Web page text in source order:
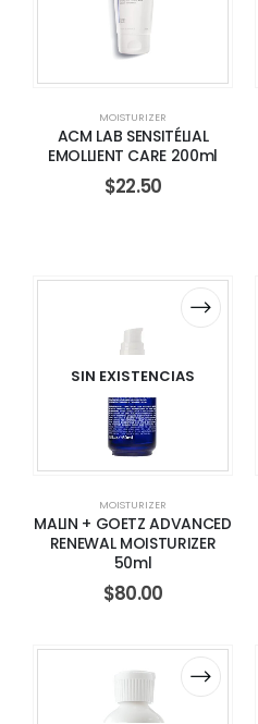
MOISTURIZER
ACM LAB SENSITÉLIAL
EMOLLIENT CARE 200ml
$22.50
SIN EXISTENCIAS
MOISTURIZER
MALIN + GOETZ ADVANCED
RENEWAL MOISTURIZER
50ml
$80.00